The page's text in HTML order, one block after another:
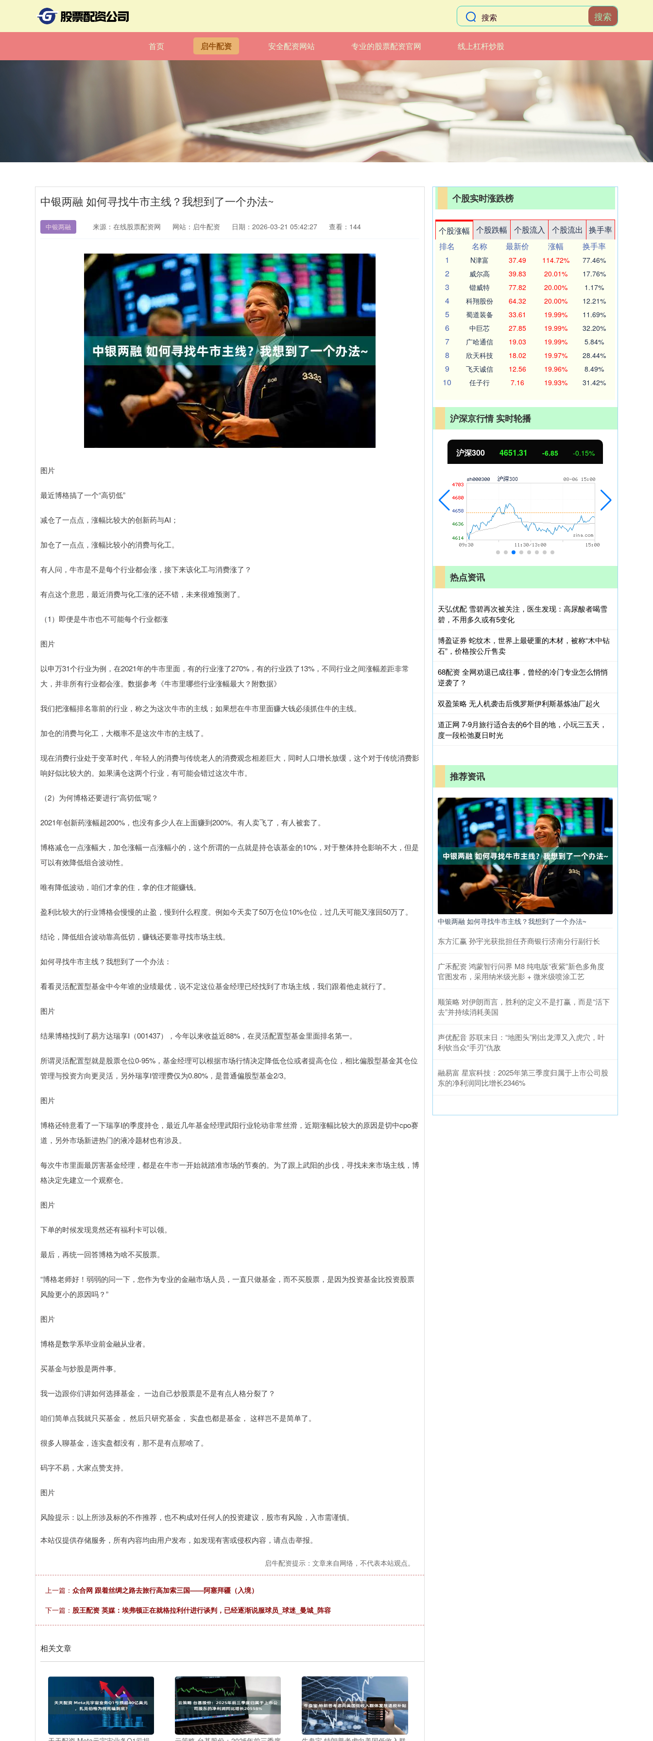
搜索
首页 启牛配资 安全配资网站 专业的股票配资官网 线上杠杆炒股
中银两融 如何寻找牛市主线？我想到了一个办法~
中银两融 来源：在线股票配资网 网站：启牛配资 日期：2026-03-21 05:42:27 查看：144
图片
最近博格搞了一个“高切低”
减仓了一点点，涨幅比较大的创新药与AI；
加仓了一点点，涨幅比较小的消费与化工。
有人问，牛市是不是每个行业都会涨，接下来该化工与消费涨了？
有点这个意思，最近消费与化工涨的还不错，未来很难预测了。
（1）即便是牛市也不可能每个行业都涨
图片
以申万31个行业为例，在2021年的牛市里面，有的行业涨了270%，有的行业跌了13%，不同行业之间涨幅差距非常
大，并非所有行业都会涨。数据参考《牛市里哪些行业涨幅最大？附数据》
我们把涨幅排名靠前的行业，称之为这次牛市的主线；如果想在牛市里面赚大钱必须抓住牛的主线。
加仓的消费与化工，大概率不是这次牛市的主线了。
现在消费行业处于变革时代，年轻人的消费与传统老人的消费观念相差巨大，同时人口增长放缓，这个对于传统消费影
响好似比较大的。如果满仓这两个行业，有可能会错过这次牛市。
（2）为何博格还要进行“高切低”呢？
2021年创新药涨幅超200%，也没有多少人在上面赚到200%。有人卖飞了，有人被套了。
博格减仓一点涨幅大，加仓涨幅一点涨幅小的，这个所谓的一点就是持仓该基金的10%，对于整体持仓影响不大，但是
可以有效降低组合波动性。
唯有降低波动，咱们才拿的住，拿的住才能赚钱。
盈利比较大的行业博格会慢慢的止盈，慢到什么程度。例如今天卖了50万仓位10%仓位，过几天可能又涨回50万了。
结论，降低组合波动靠高低切，赚钱还要靠寻找市场主线。
如何寻找牛市主线？我想到了一个办法：
看看灵活配置型基金中今年谁的业绩最优，说不定这位基金经理已经找到了市场主线，我们跟着他走就行了。
图片
结果博格找到了易方达瑞享I（001437），今年以来收益近88%，在灵活配置型基金里面排名第一。
所谓灵活配置型就是股票仓位0-95%，基金经理可以根据市场行情决定降低仓位或者提高仓位，相比偏股型基金其仓位
管理与投资方向更灵活，另外瑞享I管理费仅为0.80%，是普通偏股型基金2/3。
图片
博格还特意看了一下瑞享I的季度持仓，最近几年基金经理武阳行业轮动非常丝滑，近期涨幅比较大的原因是切中cpo赛
道，另外市场新进热门的液冷题材也有涉及。
每次牛市里面最厉害基金经理，都是在牛市一开始就踏准市场的节奏的。为了跟上武阳的步伐，寻找未来市场主线，博
格决定先建立一个观察仓。
图片
下单的时候发现竟然还有福利卡可以领。
最后，再统一回答博格为啥不买股票。
“博格老师好！弱弱的问一下，您作为专业的金融市场人员，一直只做基金，而不买股票，是因为投资基金比投资股票
风险更小的原因吗？”
图片
博格是数学系毕业前金融从业者。
买基金与炒股是两件事。
我一边跟你们讲如何选择基金， 一边自己炒股票是不是有点人格分裂了？
咱们简单点我就只买基金， 然后只研究基金， 实盘也都是基金， 这样岂不是简单了。
很多人聊基金，连实盘都没有，那不是有点那啥了。
码字不易，大家点赞支持。
图片
风险提示：以上所涉及标的不作推荐，也不构成对任何人的投资建议，股市有风险，入市需谨慎。
本站仅提供存储服务，所有内容均由用户发布，如发现有害或侵权内容，请点击举报。
启牛配资提示：文章来自网络，不代表本站观点。
上一篇： 众合网 跟着丝绸之路去旅行高加索三国——阿塞拜疆（入境）
下一篇： 股王配资 英媒：埃弗顿正在就格拉利什进行谈判，已经逐渐说服球员_球迷_曼城_阵容
相关文章
个股实时涨跌榜
个股涨幅 个股跌幅 个股流入 个股流出
换手率
排名
名称 最新价 涨幅
换手率
1
N津富 37.49 114.72% 77.46%
2 威尔高 39.83 20.01% 17.76%
3 锴威特 77.82 20.00% 1.17%
4 科翔股份 64.32 20.00% 12.21%
5 蜀道装备 33.61 19.99% 11.69%
6 中巨芯 27.85 19.99% 32.20%
7 广哈通信 19.03 19.99% 5.84%
8 欣天科技 18.02 19.97% 28.44%
9 飞天诚信 12.56 19.96% 8.49%
10 任子行 7.16 19.93% 31.42%
沪深京行情 实时轮播
北证50 1122.88 3.42 0.30%
热点资讯
天弘优配 雪碧再次被关注，医生发现：高尿酸者喝雪
碧，不用多久或有5变化
博盈证券 蛇纹木，世界上最硬重的木材，被称“木中钻
石”，价格按公斤售卖
68配资 全网劝退已成往事，曾经的冷门专业怎么悄悄
逆袭了？
双盈策略 无人机袭击后俄罗斯伊利斯基炼油厂起火
道正网 7-9月旅行适合去的6个目的地，小玩三五天，
度一段松弛夏日时光
推荐资讯
中银两融 如何寻找牛市主线？我想到了一个办法~
东方汇赢 孙宇光获批担任齐商银行济南分行副行长
广禾配资 鸿蒙智行问界 M8 纯电版“夜紫”新色多角度
官图发布，采用纳米级光影 + 微米级喷涂工艺
顺策略 对伊朗而言，胜利的定义不是打赢，而是“活下
去”并持续消耗美国
声优配音 苏联末日：“地图头”刚出龙潭又入虎穴，叶
利钦当众“手刃”仇敌
融易富 星宸科技：2025年第三季度归属于上市公司股
东的净利润同比增长2346%